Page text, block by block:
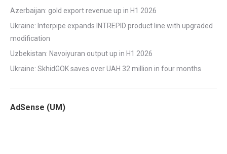
Azerbaijan: gold export revenue up in H1 2026
Ukraine: Interpipe expands INTREPID product line with upgraded
modification
Uzbekistan: Navoiyuran output up in H1 2026
Ukraine: SkhidGOK saves over UAH 32 million in four months
AdSense (UM)